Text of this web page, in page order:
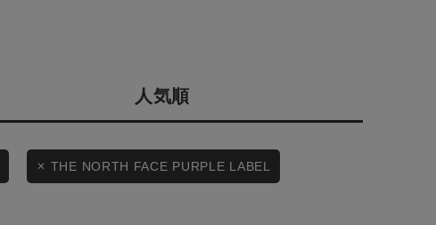
採用情報
ギフトカード
WEB限定
人気順
THE NORTH FACE PURPLE LABEL